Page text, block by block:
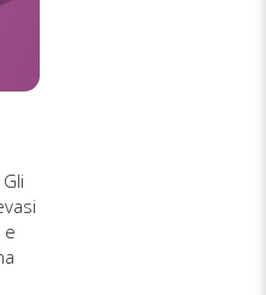
e